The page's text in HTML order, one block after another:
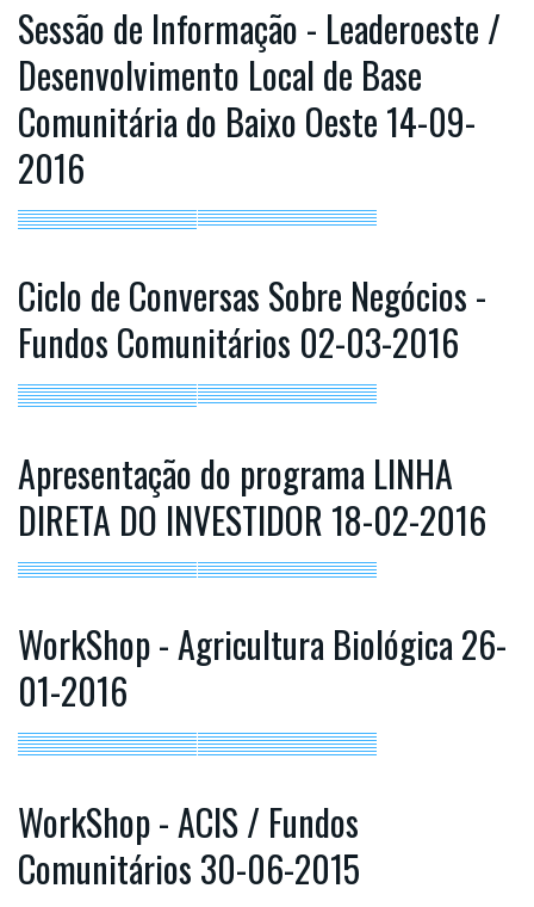
Sessão de Informação - Leaderoeste /
Desenvolvimento Local de Base
Comunitária do Baixo Oeste 14-09-
2016
Ciclo de Conversas Sobre Negócios -
Fundos Comunitários 02-03-2016
Apresentação do programa LINHA
DIRETA DO INVESTIDOR 18-02-2016
WorkShop - Agricultura Biológica 26-
01-2016
WorkShop - ACIS / Fundos
Comunitários 30-06-2015